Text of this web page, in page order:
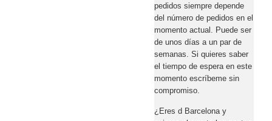
pedidos siempre depende
del número de pedidos en el
momento actual. Puede ser
de unos días a un par de
semanas. Si quieres saber
el tiempo de espera en este
momento escríbeme sin
compromiso.
¿Eres d Barcelona y